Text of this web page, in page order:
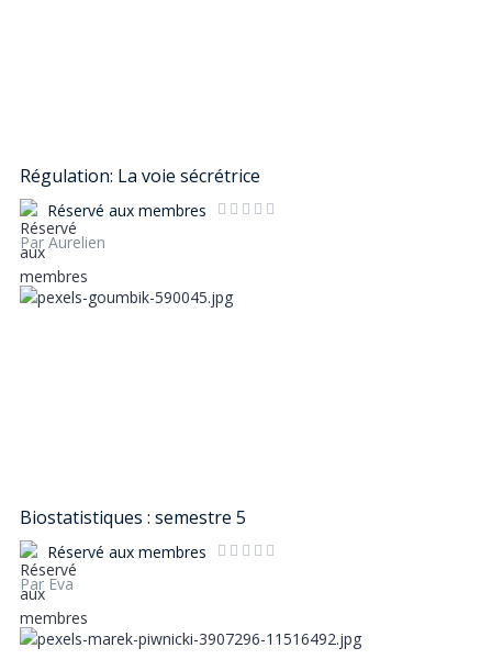
Régulation: La voie sécrétrice
Réservé aux membres
Par Aurelien
Biostatistiques : semestre 5
Réservé aux membres
Par Eva